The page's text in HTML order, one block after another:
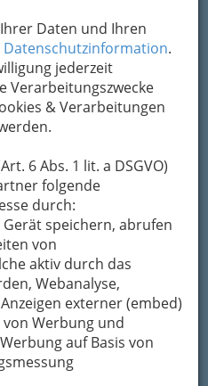
Daten und Ihren
Datenschutzinformation.
jederzeit
Verarbeitungszwecke
& Verarbeitungen
6 Abs. 1 lit. a DSGVO)
folgende
durch:
speichern, abrufen
von
aktiv durch das
Webanalyse,
externer (embed)
Werbung und
auf Basis von